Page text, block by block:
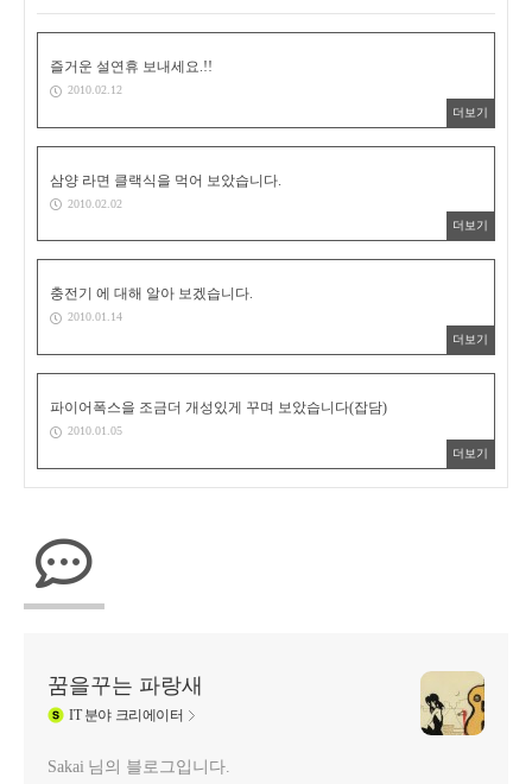
즐거운 설연휴 보내세요.!!
2010.02.12
더보기
삼양 라면 클랙식을 먹어 보았습니다.
2010.02.02
더보기
충전기 에 대해 알아 보겠습니다.
2010.01.14
더보기
파이어폭스을 조금더 개성있게 꾸며 보았습니다(잡담)
2010.01.05
더보기
꿈을꾸는 파랑새
IT분야 크리에이터
Sakai 님의 블로그입니다.